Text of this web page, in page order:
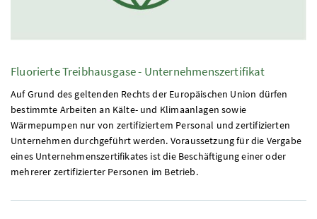
Fluorierte Treibhausgase - Unternehmenszertifikat
Auf Grund des geltenden Rechts der Europäischen Union dürfen
bestimmte Arbeiten an Kälte- und Klimaanlagen sowie
Wärmepumpen nur von zertifiziertem Personal und zertifizierten
Unternehmen durch­geführt werden. Voraussetzung für die Vergabe
eines Unternehmenszertifikates ist die Beschäftigung einer oder
mehrerer zertifizierter Personen im Betrieb.